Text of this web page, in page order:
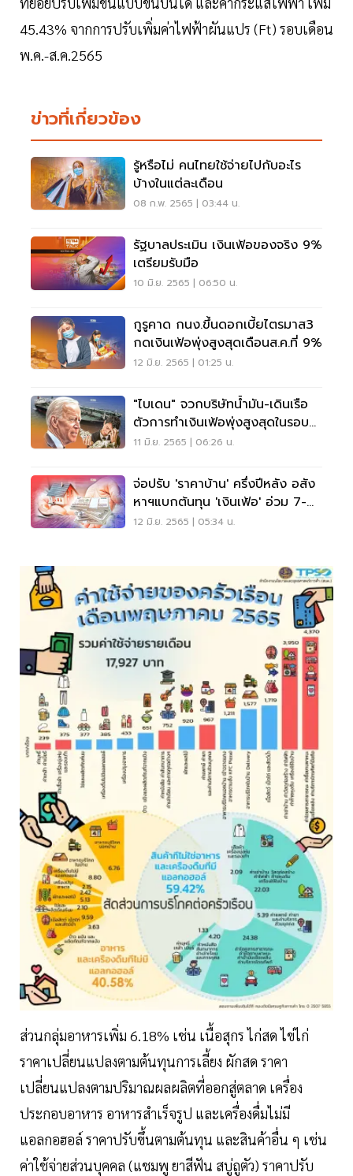
45.43% จากการปรับเพิ่มค่าไฟฟ้าผันแปร (Ft) รอบเดือน
พ.ค.-ส.ค.2565
ข่าวที่เกี่ยวข้อง
รู้หรือไม่ คนไทยใช้จ่ายไปกับอะไร
บ้างในแต่ละเดือน
08 ก.พ. 2565 | 03:44 น.
รัฐบาลประเมิน เงินเฟ้อของจริง 9%
เตรียมรับมือ
10 มิ.ย. 2565 | 06:50 น.
กูรูคาด กนง.ขึ้นดอกเบี้ยไตรมาส3
กดเงินเฟ้อพุ่งสูงสุดเดือนส.ค.ที่ 9%
12 มิ.ย. 2565 | 01:25 น.
"ไบเดน" จวกบริษัทน้ำมัน-เดินเรือ
ตัวการทำเงินเฟ้อพุ่งสูงสุดในรอบ
40 ปี
11 มิ.ย. 2565 | 06:26 น.
จ่อปรับ 'ราคาบ้าน' ครึ่งปีหลัง อสัง
หาฯแบกต้นทุน 'เงินเฟ้อ' อ่วม 7-
10%
12 มิ.ย. 2565 | 05:34 น.
ส่วนกลุ่มอาหารเพิ่ม 6.18% เช่น เนื้อสุกร ไก่สด ไข่ไก่
ราคาเปลี่ยนแปลงตามต้นทุนการเลี้ยง ผักสด ราคา
เปลี่ยนแปลงตามปริมาณผลผลิตที่ออกสู่ตลาด เครื่อง
ประกอบอาหาร อาหารสำเร็จรูป และเครื่องดื่มไม่มี
แอลกอฮอล์ ราคาปรับขึ้นตามต้นทุน และสินค้าอื่น ๆ เช่น
ค่าใช้จ่ายส่วนบุคคล (แชมพู ยาสีฟัน สบู่ถูตัว) ราคาปรับ